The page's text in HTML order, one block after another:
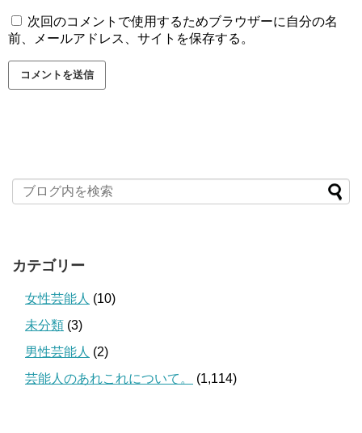
次回のコメントで使用するためブラウザーに自分の名
前、メールアドレス、サイトを保存する。
カテゴリー
女性芸能人 (10)
未分類 (3)
男性芸能人 (2)
芸能人のあれこれについて。
(1,114)